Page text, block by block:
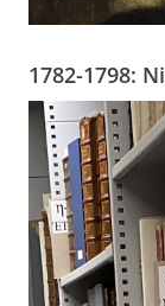
1782-1798: